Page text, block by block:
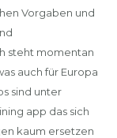
Vorgaben und
steht momentan
auch für Europa
sind unter
app das sich
kaum ersetzen